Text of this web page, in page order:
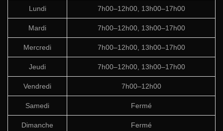
Lundi 7h00–12h00, 13h00–17h00
Mardi 7h00–12h00, 13h00–17h00
Mercredi 7h00–12h00, 13h00–17h00
Jeudi 7h00–12h00, 13h00–17h00
Vendredi 7h00–12h00
Samedi Fermé
Dimanche Fermé